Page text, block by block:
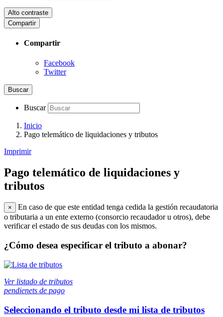
Alto contraste
Compartir
Compartir
Facebook
Twitter
Buscar
Buscar
Inicio
Pago telemático de liquidaciones y tributos
Imprimir
Pago telemático de liquidaciones y
tributos
×
En caso de que este entidad tenga cedida la gestión recaudatoria
o tributaria a un ente externo (consorcio recaudador u otros), debe
verificar el estado de sus deudas con los mismos.
¿Cómo desea especificar el tributo a abonar?
Ver listado de tributos
pendienets de pago
Seleccionando el tributo desde mi lista de tributos